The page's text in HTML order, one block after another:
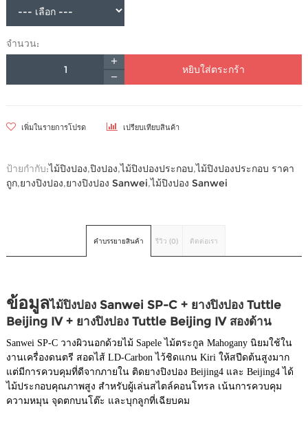
จำนวน:
หยิบใส่ตระกร้า
เพิ่มในรายการโปรด เปรียบเทียบสินค้า
ป้ายกำกับ:ไม้ปิงปอง,ปิงปอง,ไม้ปิงปองประกอบ,ไม้ปิงปองประกอบ ราคา
ถูก,ยางปิงปอง,ยางปิงปอง Sanwei,ไม้ปิงปอง Sanwei
คำบรรยายสินค้า รีวิว (0) ติดต่อเรา
ข้อมูลไม้ปิงปอง Sanwei SP-C + ยางปิงปอง Tuttle
Beijing IV + ยางปิงปอง Tuttle Beijing IV สองด้าน
Sanwei SP-C วางผิวนอกด้วยไม้ Sapele ไม้ตระกูล Mahogany นิยมใช้ใน
งานเครื่องดนตรี สอดไส้ LD-Carbon ไว้ชิดแกน Kiri ให้สปีดต้นสูงมาก
แต่มีการควบคุมที่ดีจากภายใน ติดยางปิงปอง Beijing4 และ Beijing4 ได้
ไม้ประกอบคุณภาพสูง สำหรับผู้เล่นสไตล์คอนโทรล เน้นการควบคุม
ความหมุน จุดตกบนโต๊ะ และบุกลูกที่เฉียบคม